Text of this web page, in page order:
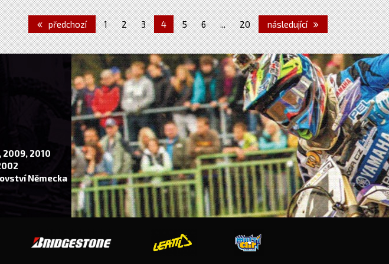
předchozí 1 2 3 4 5 6 ... 20 následující
2009, 2010
Německa